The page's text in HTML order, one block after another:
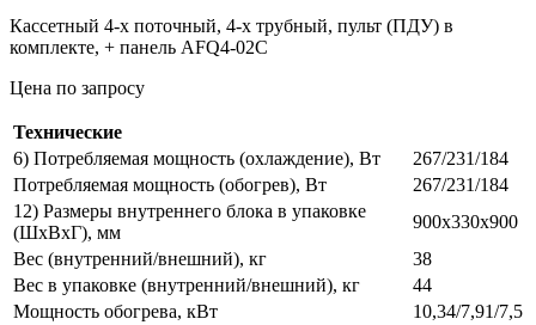
Кассетный 4-х поточный, 4-х трубный, пульт (ПДУ) в
комплекте, + панель AFQ4-02C
Цена по запросу
Технические
6) Потребляемая мощность (охлаждение), Вт
267/231/184
Потребляемая мощность (обогрев), Вт
267/231/184
12) Размеры внутреннего блока в упаковке
(ШхВхГ), мм
900х330х900
Вес (внутренний/внешний), кг
38
Вес в упаковке (внутренний/внешний), кг
44
Мощность обогрева, кВт
10,34/7,91/7,5